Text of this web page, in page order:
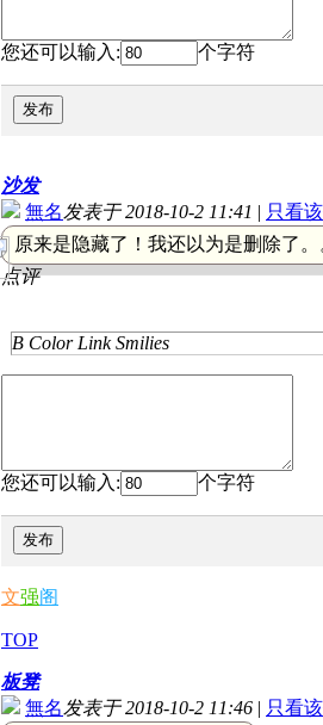
您还可以输入: 个字符
发布
沙发
無名发表于 2018-10-2 11:41 | 只看
原来是隐藏了！我还以为是删除了。
点评
B Color Link Smilies
您还可以输入:
个字符
发布
文强阁
TOP
板凳
無名发表于 2018-10-2 11:46 | 只看